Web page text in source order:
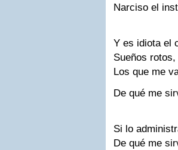
Narciso el
Y es idiota el
Sueños rotos,
Los que me
De qué me
Si lo
De qué me